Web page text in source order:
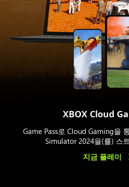
XBOX Cloud
Game Pass로 Cloud Gaming을
Simulator 2024을(를) 스
지금 플레이